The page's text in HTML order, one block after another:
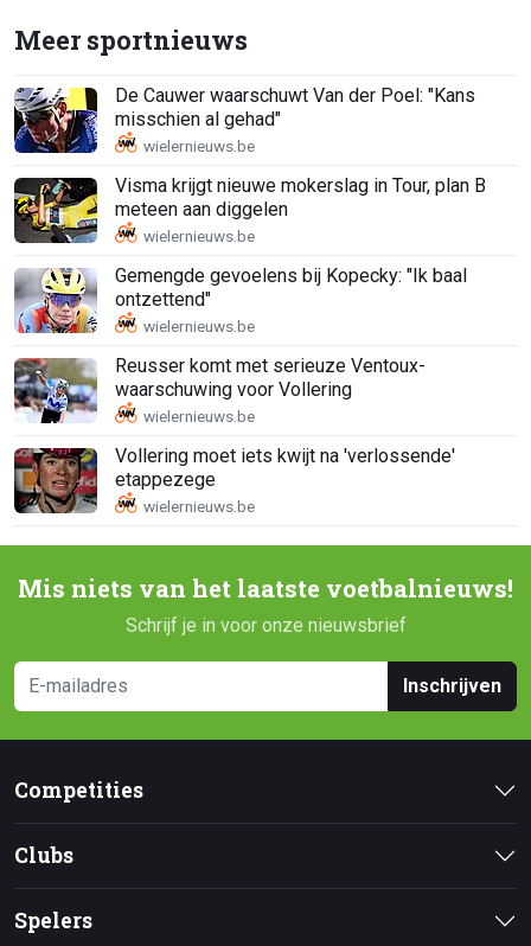
Meer sportnieuws
De Cauwer waarschuwt Van der Poel: "Kans
misschien al gehad"
Visma krijgt nieuwe mokerslag in Tour, plan B
meteen aan diggelen
Gemengde gevoelens bij Kopecky: "Ik baal
ontzettend"
Reusser komt met serieuze Ventoux-
waarschuwing voor Vollering
Vollering moet iets kwijt na 'verlossende'
etappezege
Mis niets van het laatste voetbalnieuws!
Schrijf je in voor onze nieuwsbrief
Inschrijven
Competities
Clubs
Spelers